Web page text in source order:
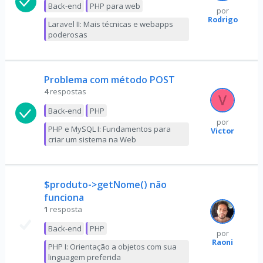
Back-end
PHP para web
Laravel II: Mais técnicas e webapps
poderosas
por
Rodrigo
Problema com método POST
4 respostas
Back-end
PHP
PHP e MySQL I: Fundamentos para
criar um sistema na Web
por
Victor
$produto->getNome() não
funciona
1 resposta
Back-end
PHP
PHP I: Orientação a objetos com sua
linguagem preferida
por
Raoni